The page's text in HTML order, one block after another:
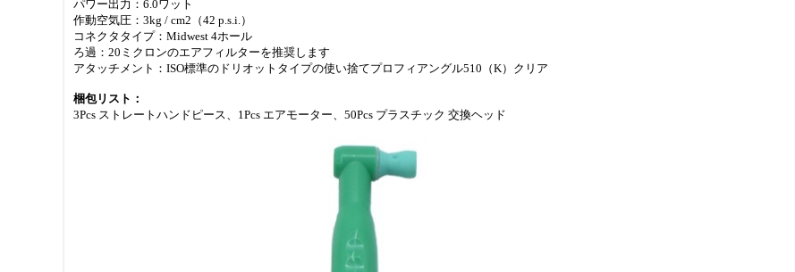
パワー出力：6.0ワット
作動空気圧：3kg / cm2（42 p.s.i.）
コネクタタイプ：Midwest 4ホール
ろ過：20ミクロンのエアフィルターを推奨します
アタッチメント：ISO標準のドリオットタイプの使い捨てプロフィアングル510（K）クリア
梱包リスト：
3Pcs ストレートハンドピース、1Pcs エアモーター、50Pcs プラスチック 交換ヘッド